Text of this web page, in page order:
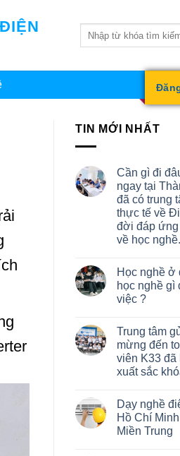
TIN MỚI NHẤT
Cần gì đi
ngay tại
đã có trung
thực tế về
đời đáp ứng
về học nghề.
Học nghề ở
học nghề gì
việc ?
Trung tâm
mừng đến
viên K33 đã
xuất sắc
Dạy nghề
Hồ Chí
Miền Trung